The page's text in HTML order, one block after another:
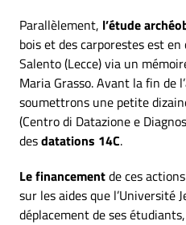
Parallèlement, l’étude
bois et des carporestes est
Salento (Lecce) via un
Maria Grasso. Avant la fin de
soumettrons une petite
(Centro di Datazione e
desdatations 14C.
Le financementde ces
sur les aides que l’Université
déplacement de ses